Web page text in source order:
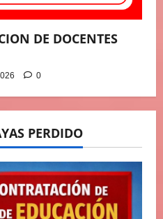
DE DOCENTES
0
PERDIDO